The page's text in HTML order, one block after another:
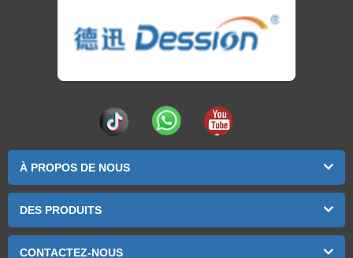
À PROPOS DE NOUS
DES PRODUITS
CONTACTEZ-NOUS